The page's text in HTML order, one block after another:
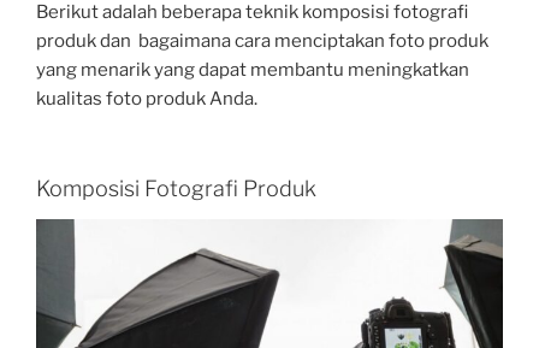
Berikut adalah beberapa teknik komposisi fotografi
produk dan bagaimana cara menciptakan foto produk
yang menarik yang dapat membantu meningkatkan
kualitas foto produk Anda.
Komposisi Fotografi Produk